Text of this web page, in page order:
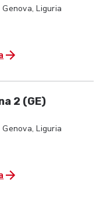
Liguria
2 (GE)
Liguria